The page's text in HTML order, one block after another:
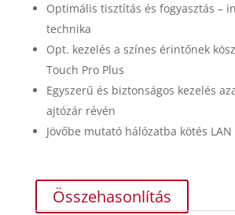
Optimális tisztítás és fogyasztás –
technika
Opt. kezelés a színes érintőnek
Touch Pro Plus
Egyszerű és biztonságos kezelés
ajtózár révén
Jövőbe mutató hálózatba kötés
Összehasonlítás